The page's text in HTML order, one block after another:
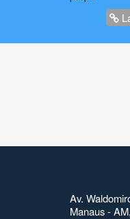
Av.
Manaus -